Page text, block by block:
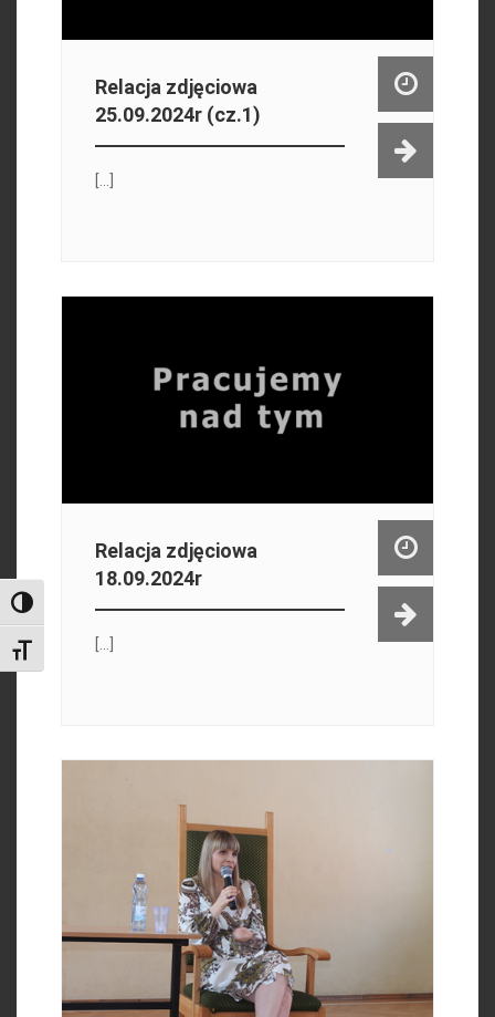
Toggle High Contrast
Toggle Font size
Relacja zdjęciowa
25.09.2024r (cz.1)
[...]
Relacja zdjęciowa
18.09.2024r
[...]